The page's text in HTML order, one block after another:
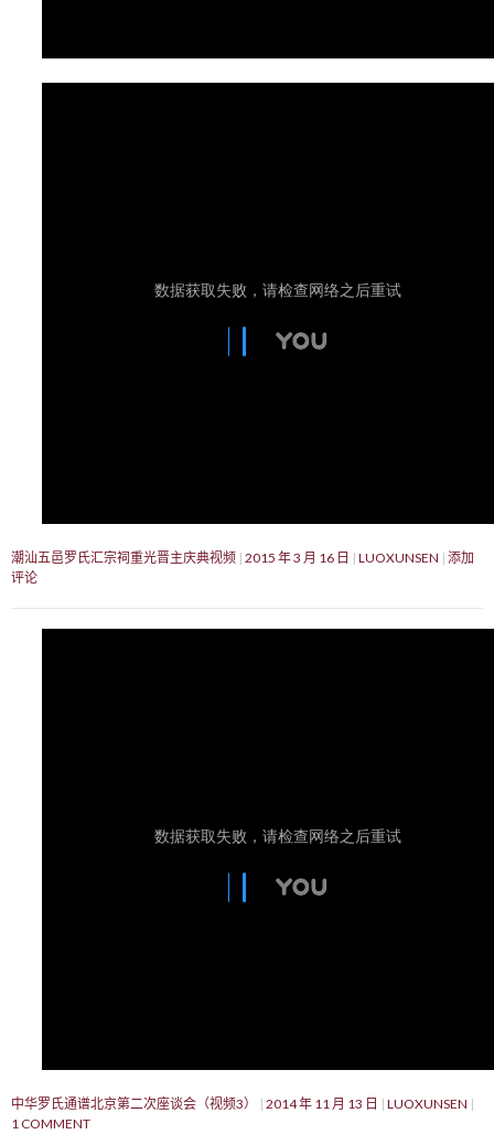
潮汕五邑罗氏汇宗祠重光晋主庆典视频 2015 年 3 月 16 日 LUOXUNSEN 添加
评论
中华罗氏通谱北京第二次座谈会（视频3） 2014 年 11 月 13 日
LUOXUNSEN
1 COMMENT